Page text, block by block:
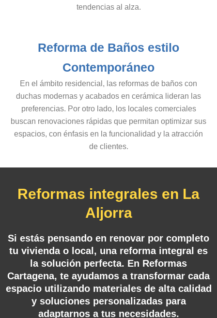
tendencias al alza.
Reforma de Baños estilo
Contemporáneo
En el ámbito residencial, las reformas de baños con
duchas modernas y acabados en cerámica lideran las
preferencias. Por otro lado, los locales comerciales
buscan renovaciones rápidas que permitan optimizar sus
espacios, con énfasis en la funcionalidad y la atracción
de clientes.
Reformas integrales en La
Aljorra
Si estás pensando en renovar por completo
tu vivienda o local, una reforma integral es
la solución perfecta. En Reformas
Cartagena, te ayudamos a transformar cada
espacio utilizando materiales de alta calidad
y soluciones personalizadas para
adaptarnos a tus necesidades.